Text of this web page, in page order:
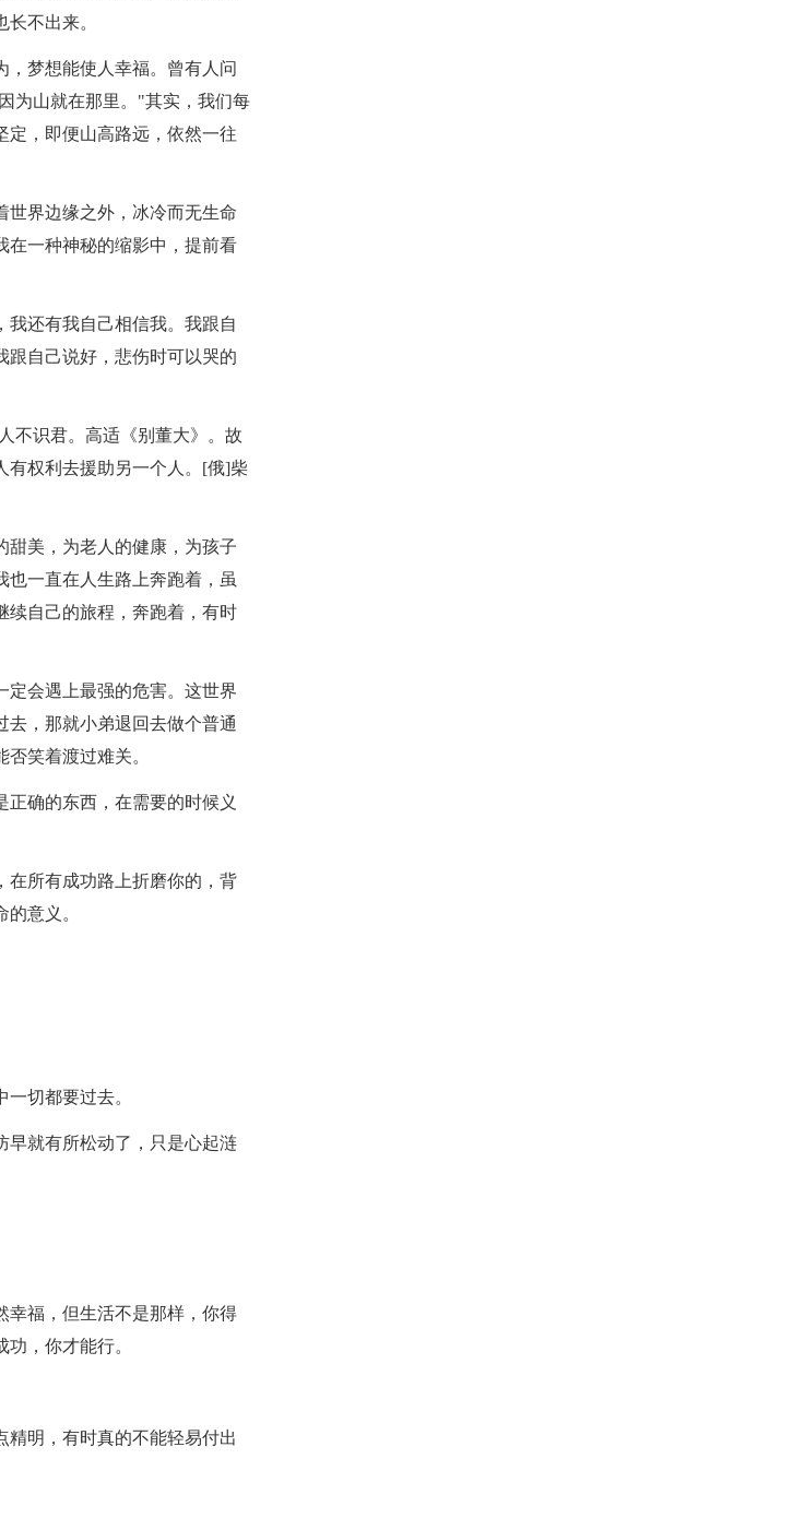
不出来。
，梦想能使人幸福。曾有人问
为山就在那里。"其实，我们每
定，即便山高路远，依然一往
界边缘之外，冰冷而无生命
在一种神秘的缩影中，提前看
我还有我自己相信我。我跟自
跟自己说好，悲伤时可以哭的
不识君。高适《别董大》。故
有权利去援助另一个人。[俄]柴
甜美，为老人的健康，为孩子
也一直在人生路上奔跑着，虽
续自己的旅程，奔跑着，有时
定会遇上最强的危害。这世界
，那就小弟退回去做个普通
笑着渡过难关。
正确的东西，在需要的时候义
在所有成功路上折磨你的，背
意义。
切都要过去。
早就有所松动了，只是心起涟
幸福，但生活不是那样，你得
，你才能行。
精明，有时真的不能轻易付出